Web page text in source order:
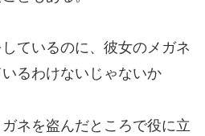
ているのに、彼女のメガネ
るわけないじゃないか
ネを盗んだところで役に立